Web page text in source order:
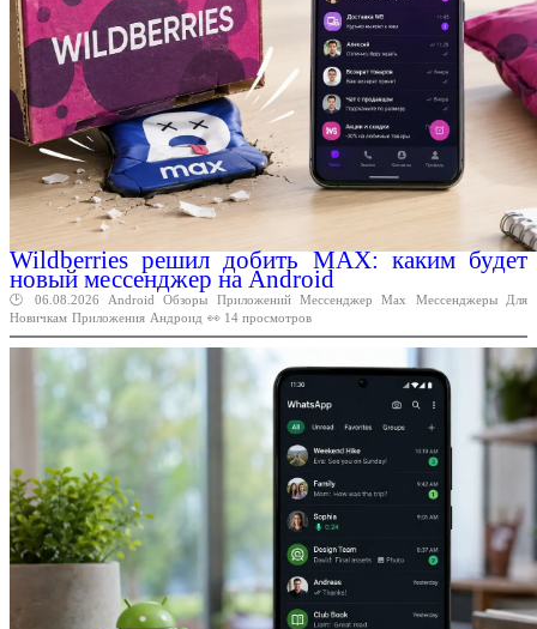
Wildberries решил добить MAX: каким будет
новый мессенджер на Android
🕑 06.08.2026 Android Обзоры Приложений Мессенджер Max Мессенджеры
Для
Новичкам Приложения Андроид 👀 14 просмотров